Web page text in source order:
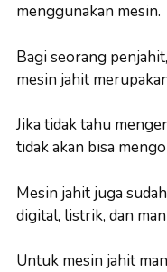
menggunakan mesin.
Bagi seorang
mesin jahit
Jika tidak tahu
tidak akan bisa
Mesin jahit juga
digital, listrik, dan
Untuk mesin jahit